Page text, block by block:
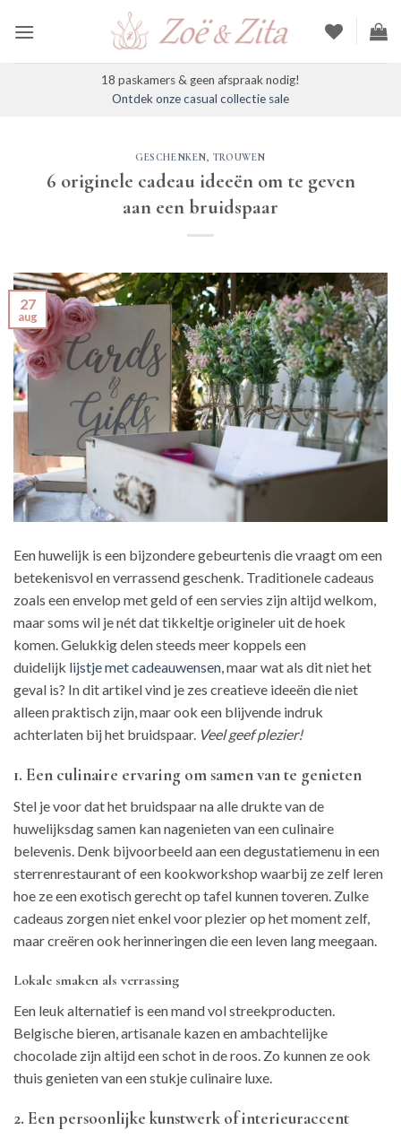
naar
18 paskamers & geen afspraak nodig!
Ontdek onze casual collectie sale
GESCHENKEN, TROUWEN
6 originele cadeau ideeën om te geven
aan een bruidspaar
27
aug
Een huwelijk is een bijzondere gebeurtenis die vraagt om een
betekenisvol en verrassend geschenk. Traditionele cadeaus
zoals een envelop met geld of een servies zijn altijd welkom,
maar soms wil je nét dat tikkeltje origineler uit de hoek
komen. Gelukkig delen steeds meer koppels een
duidelijk lijstje met cadeauwensen, maar wat als dit niet het
geval is? In dit artikel vind je zes creatieve ideeën die niet
alleen praktisch zijn, maar ook een blijvende indruk
achterlaten bij het bruidspaar. Veel geef plezier!
1. Een culinaire ervaring om samen van te genieten
Stel je voor dat het bruidspaar na alle drukte van de
huwelijksdag samen kan nagenieten van een culinaire
belevenis. Denk bijvoorbeeld aan een degustatiemenu in een
sterrenrestaurant of een kookworkshop waarbij ze zelf leren
hoe ze een exotisch gerecht op tafel kunnen toveren. Zulke
cadeaus zorgen niet enkel voor plezier op het moment zelf,
maar creëren ook herinneringen die een leven lang meegaan.
Lokale smaken als verrassing
Een leuk alternatief is een mand vol streekproducten.
Belgische bieren, artisanale kazen en ambachtelijke
chocolade zijn altijd een schot in de roos. Zo kunnen ze ook
thuis genieten van een stukje culinaire luxe.
2. Een persoonlijke kunstwerk of interieuraccent